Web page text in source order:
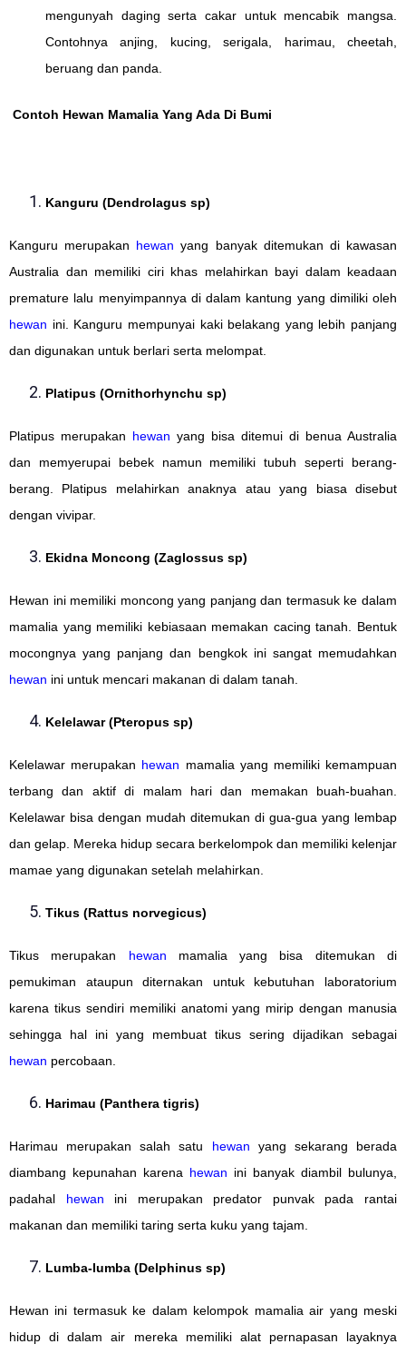
mengunyah daging serta cakar untuk mencabik mangsa.
Contohnya anjing, kucing, serigala, harimau, cheetah,
beruang dan panda.
Contoh Hewan Mamalia Yang Ada Di Bumi
Kanguru (Dendrolagus sp)
Kanguru merupakan hewan yang banyak ditemukan di kawasan
Australia dan memiliki ciri khas melahirkan bayi dalam keadaan
premature lalu menyimpannya di dalam kantung yang dimiliki oleh
hewan ini. Kanguru mempunyai kaki belakang yang lebih panjang
dan digunakan untuk berlari serta melompat.
Platipus (Ornithorhynchu sp)
Platipus merupakan hewan yang bisa ditemui di benua Australia
dan memyerupai bebek namun memiliki tubuh seperti berang-
berang. Platipus melahirkan anaknya atau yang biasa disebut
dengan vivipar.
Ekidna Moncong (Zaglossus sp)
Hewan ini memiliki moncong yang panjang dan termasuk ke dalam
mamalia yang memiliki kebiasaan memakan cacing tanah. Bentuk
mocongnya yang panjang dan bengkok ini sangat memudahkan
hewan ini untuk mencari makanan di dalam tanah.
Kelelawar (Pteropus sp)
Kelelawar merupakan hewan mamalia yang memiliki kemampuan
terbang dan aktif di malam hari dan memakan buah-buahan.
Kelelawar bisa dengan mudah ditemukan di gua-gua yang lembap
dan gelap. Mereka hidup secara berkelompok dan memiliki kelenjar
mamae yang digunakan setelah melahirkan.
Tikus (Rattus norvegicus)
Tikus merupakan hewan mamalia yang bisa ditemukan di
pemukiman ataupun diternakan untuk kebutuhan laboratorium
karena tikus sendiri memiliki anatomi yang mirip dengan manusia
sehingga hal ini yang membuat tikus sering dijadikan sebagai
hewan percobaan.
Harimau (Panthera tigris)
Harimau merupakan salah satu hewan yang sekarang berada
diambang kepunahan karena hewan ini banyak diambil bulunya,
padahal hewan ini merupakan predator punvak pada rantai
makanan dan memiliki taring serta kuku yang tajam.
Lumba-lumba (Delphinus sp)
Hewan ini termasuk ke dalam kelompok mamalia air yang meski
hidup di dalam air mereka memiliki alat pernapasan layaknya